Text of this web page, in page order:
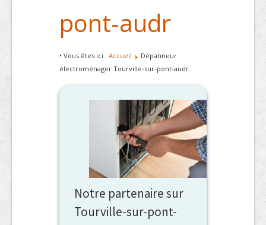
pont-audr
• Vous êtes ici : Accueil
Dépanneur
électroménager Tourville-sur-pont-audr
Notre partenaire sur
Tourville-sur-pont-